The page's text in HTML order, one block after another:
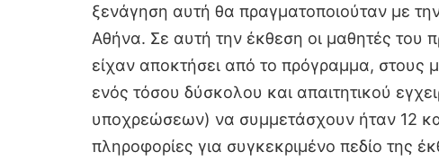
ξενάγηση αυτή θα πραγματοποιούταν με
Αθήνα. Σε αυτή την έκθεση οι μαθητές του
είχαν αποκτήσει από το πρόγραμμα, στους
ενός τόσου δύσκολου και απαιτητικού
υποχρεώσεων) να συμμετάσχουν ήταν 12
πληροφορίες για συγκεκριμένο πεδίο της